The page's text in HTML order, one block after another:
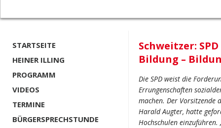
STARTSEITE
HEINER ILLING
PROGRAMM
VIDEOS
TERMINE
BÜRGERSPRECHSTUNDE
Schweitzer:
Bildung –
Die SPD weist die
Errungenschaften
machen. Der Vorsitzende
Harald Augter, hatte
Hochschulen